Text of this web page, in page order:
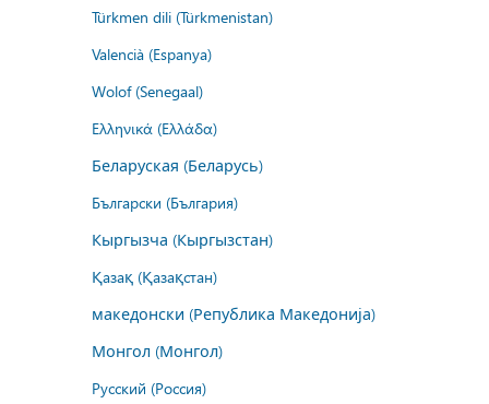
Türkmen dili (Türkmenistan)
Valencià (Espanya)
Wolof (Senegaal)
Ελληνικά (Ελλάδα)
Беларуская (Беларусь)
Български (България)
Кыргызча (Кыргызстан)
Қазақ (Қазақстан)
македонски (Република Македонија)
Монгол (Монгол)
Русский (Россия)